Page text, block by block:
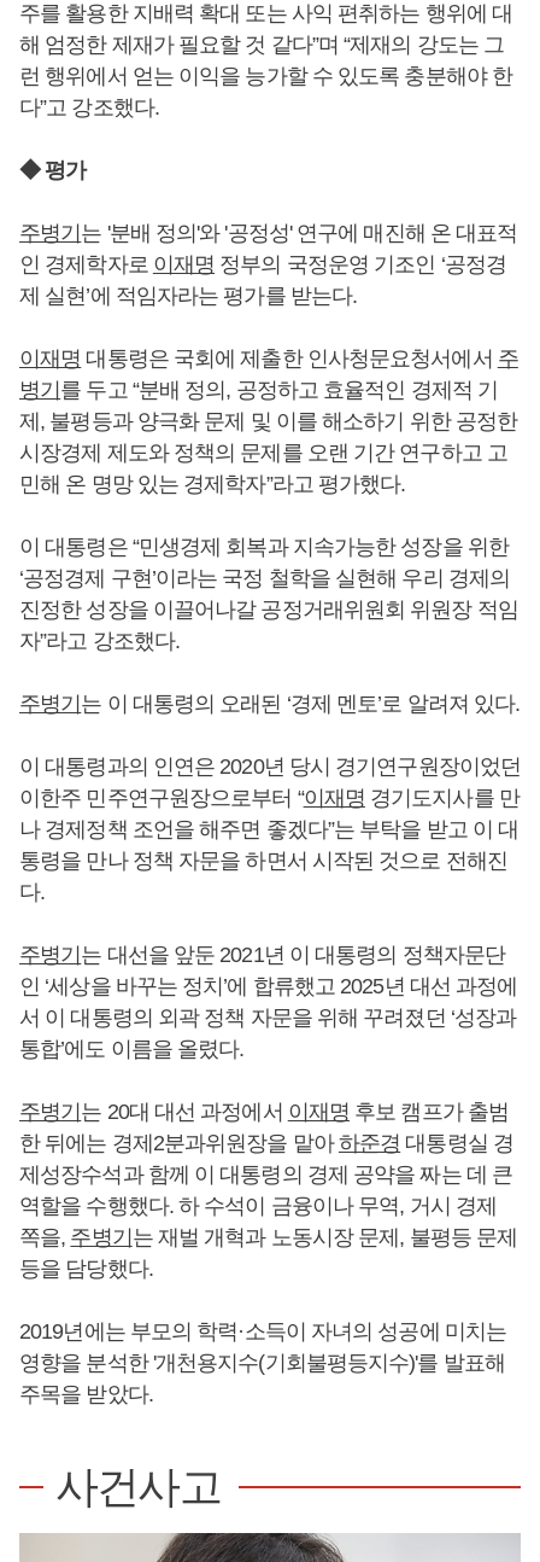
주를 활용한 지배력 확대 또는 사익 편취하는 행위에 대
해 엄정한 제재가 필요할 것 같다”며 “제재의 강도는 그
런 행위에서 얻는 이익을 능가할 수 있도록 충분해야 한
다”고 강조했다.
◆ 평가
주병기 는 '분배 정의'와 '공정성' 연구에 매진해 온 대표적
인 경제학자로 이재명 정부의 국정운영 기조인 ‘공정경
제 실현’에 적임자라는 평가를 받는다.
이재명 대통령은 국회에 제출한 인사청문요청서에서 주
병기 를 두고 “분배 정의, 공정하고 효율적인 경제적 기
제, 불평등과 양극화 문제 및 이를 해소하기 위한 공정한
시장경제 제도와 정책의 문제를 오랜 기간 연구하고 고
민해 온 명망 있는 경제학자”라고 평가했다.
이 대통령은 “민생경제 회복과 지속가능한 성장을 위한
‘공정경제 구현’이라는 국정 철학을 실현해 우리 경제의
진정한 성장을 이끌어나갈 공정거래위원회 위원장 적임
자”라고 강조했다.
주병기 는 이 대통령의 오래된 ‘경제 멘토’로 알려져 있다.
이 대통령과의 인연은 2020년 당시 경기연구원장이었던
이한주 민주연구원장으로부터 “이재명 경기도지사를 만
나 경제정책 조언을 해주면 좋겠다”는 부탁을 받고 이 대
통령을 만나 정책 자문을 하면서 시작된 것으로 전해진
다.
주병기 는 대선을 앞둔 2021년 이 대통령의 정책자문단
인 ‘세상을 바꾸는 정치’에 합류했고 2025년 대선 과정에
서 이 대통령의 외곽 정책 자문을 위해 꾸려졌던 ‘성장과
통합’에도 이름을 올렸다.
주병기 는 20대 대선 과정에서 이재명 후보 캠프가 출범
한 뒤에는 경제2분과위원장을 맡아하준경 대통령실 경
제성장수석과 함께 이 대통령의 경제 공약을 짜는 데 큰
역할을 수행했다. 하 수석이 금융이나 무역, 거시 경제
쪽을, 주병기 는 재벌 개혁과 노동시장 문제, 불평등 문제
등을 담당했다.
2019년에는 부모의 학력·소득이 자녀의 성공에 미치는
영향을 분석한 '개천용지수(기회불평등지수)'를 발표해
주목을 받았다.
사건사고